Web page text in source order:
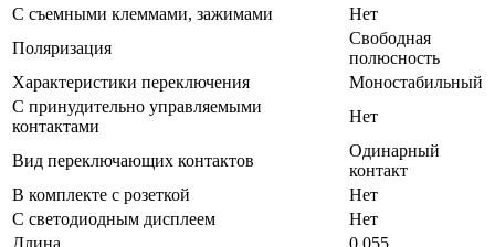
С съемными клеммами, зажимами
Нет
Поляризация
Свободная
полюсность
Характеристики переключения
Моностабильный
С принудительно управляемыми
контактами
Нет
Вид переключающих контактов
Одинарный
контакт
В комплекте с розеткой
Нет
С светодиодным дисплеем
Нет
Длина
0.055